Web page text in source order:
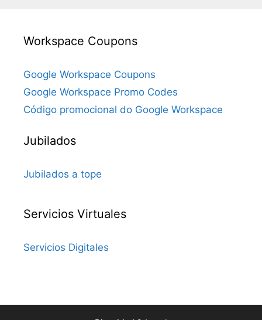
Workspace Coupons
Google Workspace Coupons
Google Workspace Promo Codes
Código promocional do Google Workspace
Jubilados
Jubilados a tope
Servicios Virtuales
Servicios Digitales